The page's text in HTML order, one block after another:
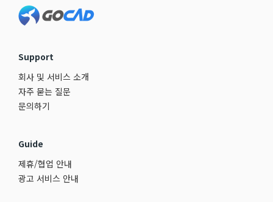
Support
회사 및 서비스 소개
자주 묻는 질문
문의하기
Guide
제휴/협업 안내
광고 서비스 안내